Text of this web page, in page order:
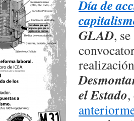
Día de
GLAD,
el Estado,